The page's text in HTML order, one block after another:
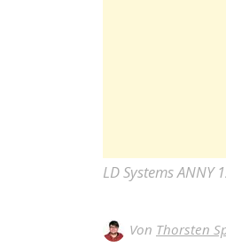
LD Systems
Von Thorsten